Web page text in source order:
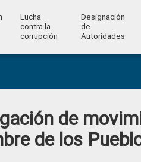
Lucha
contra la
corrupción
Designación
de
Autoridades
de
de los